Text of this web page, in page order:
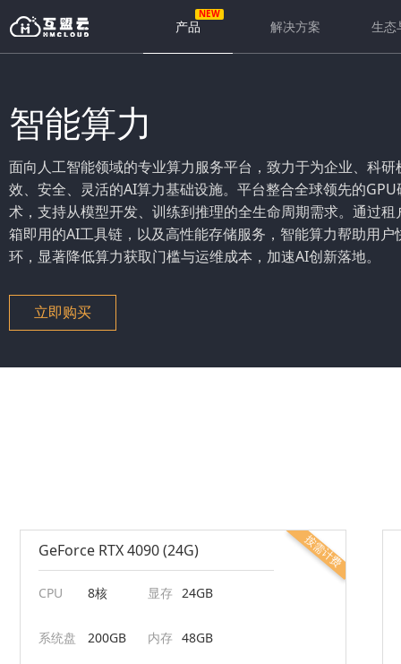
产品 解决方案 生态
智能算力
面向人工智能领域的专业算力服务平台，致力于为企业、科
效、安全、灵活的AI算力基础设施。平台整合全球领先的
术，支持从模型开发、训练到推理的全生命周期需求。通过
箱即用的AI工具链，以及高性能存储服务，智能算力帮助用户
环，显著降低算力获取门槛与运维成本，加速AI创新落地。
立即购买
GeForce RTX 4090 (24G)
CPU 8核 显存 24GB
系统盘 200GB 内存 48GB
按需计费